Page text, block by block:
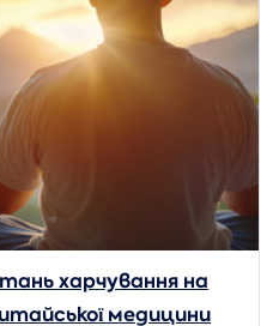
харчування на
медицини